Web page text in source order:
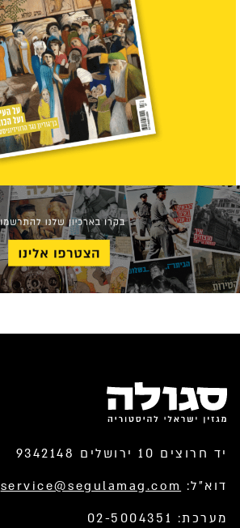
יד חרוצים 10 ירושלים 9342148
דוא”ל: service@segulamag.com
מערכת: 02-5004351